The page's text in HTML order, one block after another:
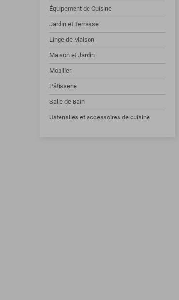
Équipement de Cuisine
Jardin et Terrasse
Linge de Maison
Maison et Jardin
Mobilier
Pâtisserie
Salle de Bain
Ustensiles et accessoires de cuisine